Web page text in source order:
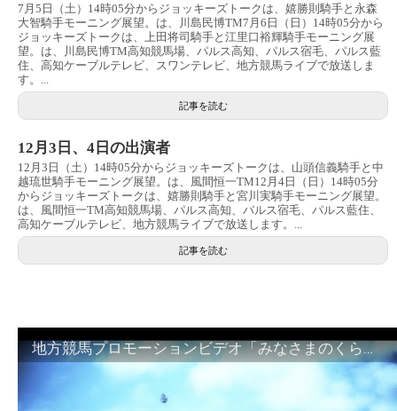
7月5日（土）14時05分からジョッキーズトークは、嬉勝則騎手と永森
大智騎手モーニング展望。は、川島民博TM7月6日（日）14時05分から
ジョッキーズトークは、上田将司騎手と江里口裕輝騎手モーニング展
望。は、川島民博TM高知競馬場、パルス高知、パルス宿毛、パルス藍
住、高知ケーブルテレビ、スワンテレビ、地方競馬ライブで放送しま
す。...
記事を読む
12月3日、4日の出演者
12月3日（土）14時05分からジョッキーズトークは、山頭信義騎手と中
越琉世騎手モーニング展望。は、風間恒一TM12月4日（日）14時05分
からジョッキーズトークは、嬉勝則騎手と宮川実騎手モーニング展望。
は、風間恒一TM高知競馬場、パルス高知、パルス宿毛、パルス藍住、
高知ケーブルテレビ、地方競馬ライブで放送します。...
記事を読む
地方競馬プロモーションビデオ「みなさまのくらしのために」30秒篇｜NAR公式